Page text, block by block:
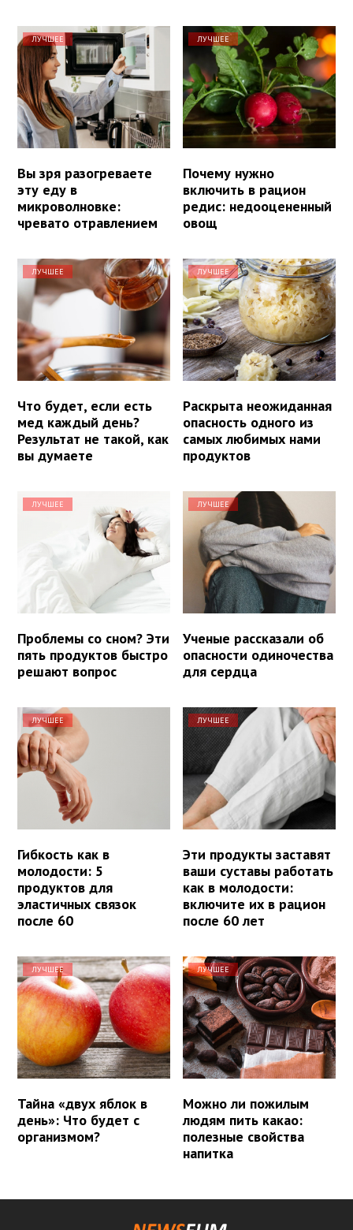
ЛУЧШЕЕ
Вы зря разогреваете
эту еду в
микроволновке:
чревато отравлением
ЛУЧШЕЕ
Почему нужно
включить в рацион
редис: недооцененный
овощ
ЛУЧШЕЕ
Что будет, если есть
мед каждый день?
Результат не такой, как
вы думаете
ЛУЧШЕЕ
Раскрыта неожиданная
опасность одного из
самых любимых нами
продуктов
ЛУЧШЕЕ
Проблемы со сном? Эти
пять продуктов быстро
решают вопрос
ЛУЧШЕЕ
Ученые рассказали об
опасности одиночества
для сердца
ЛУЧШЕЕ
Гибкость как в
молодости: 5
продуктов для
эластичных связок
после 60
ЛУЧШЕЕ
Эти продукты заставят
ваши суставы работать
как в молодости:
включите их в рацион
после 60 лет
ЛУЧШЕЕ
Тайна «двух яблок в
день»: Что будет с
организмом?
ЛУЧШЕЕ
Можно ли пожилым
людям пить какао:
полезные свойства
напитка